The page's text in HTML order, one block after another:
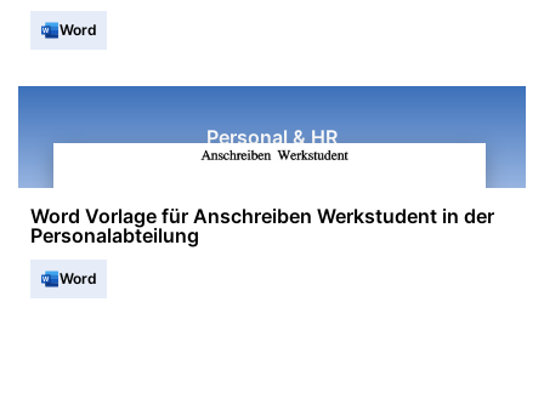
Word
Personal & HR
Word Vorlage für Anschreiben Werkstudent in der
Personalabteilung
Word